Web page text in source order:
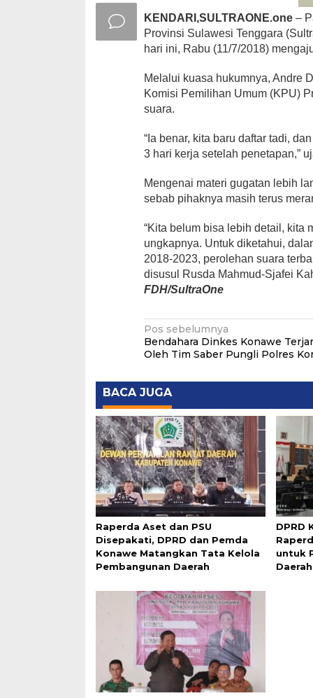
KENDARI,SULTRAONE.one –
Provinsi Sulawesi Tenggara
hari ini, Rabu (11/7/2018)
Melalui kuasa hukumnya, Andre
Komisi Pemilihan Umum (KPU)
suara.
“Ia benar, kita baru daftar tadi,
3 hari kerja setelah penetapan,”
Mengenai materi gugatan lebih
sebab pihaknya masih terus
“Kita belum bisa lebih detail, kita
ungkapnya. Untuk diketahui,
2018-2023, perolehan suara
disusul Rusda Mahmud-Sjafei
FDH/SultraOne
Navigasi
pos
Pos sebelumnya
Bendahara Dinkes Konawe
Oleh Tim Saber Pungli Polres
BACA JUGA
Raperda Aset dan PSU
Disepakati, DPRD dan Pemda
Konawe Matangkan Tata Kelola
Pembangunan Daerah
DPRD
untuk
Daerah